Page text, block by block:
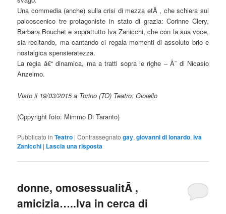
Una commedia (anche) sulla crisi di mezza etÃ , che schiera sul
palcoscenico tre protagoniste in stato di grazia: Corinne Clery,
Barbara Bouchet e soprattutto Iva Zanicchi, che con la sua voce,
sia recitando, ma cantando ci regala momenti di assoluto brio e
nostalgica spensieratezza.
La regia â€“ dinamica, ma a tratti sopra le righe – Ã¨ di Nicasio
Anzelmo.
Visto il 19/03/2015 a Torino (TO) Teatro: Gioiello
(Cppyright foto: Mimmo Di Taranto)
Pubblicato in Teatro |Contrassegnato gay,giovanni di lonardo,Iva
Zanicchi | Lascia una risposta
donne, omosessualitÃ ,
amicizia…..Iva in cerca di